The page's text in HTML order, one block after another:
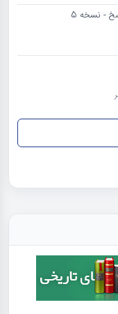
- نسخه 5